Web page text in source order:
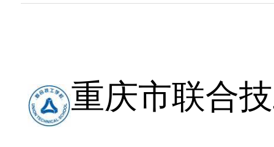
重庆市联合